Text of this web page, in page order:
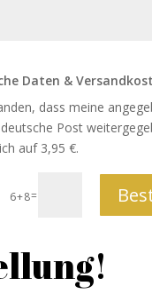
Daten &
dass meine
Post
auf 3,95 €.
6 + 8=